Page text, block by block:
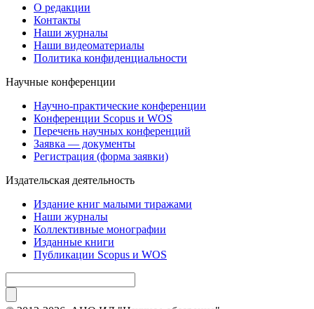
О редакции
Контакты
Наши журналы
Наши видеоматериалы
Политика конфиденциальности
Научные конференции
Научно-практические конференции
Конференции Scopus и WOS
Перечень научных конференций
Заявка — документы
Регистрация (форма заявки)
Издательская деятельность
Издание книг малыми тиражами
Наши журналы
Коллективные монографии
Изданные книги
Публикации Scopus и WOS